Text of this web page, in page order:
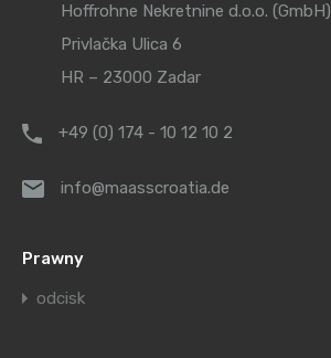
Hoffrohne Nekretnine d.o.o. (GmbH)
Privlačka Ulica 6
HR – 23000 Zadar
+49 (0) 174 - 10 12 10 2
info@maasscroatia.de
Prawny
odcisk